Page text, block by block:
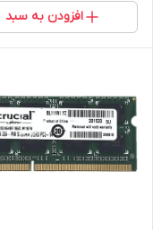
افزودن به سبد